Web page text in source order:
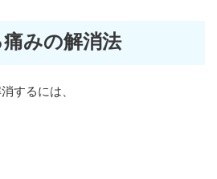
みの解消法
するには、